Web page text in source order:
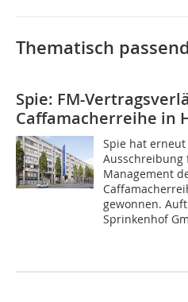
Thematisch
Spie: FM-
Caffamacherreihe in
Spie hat
Ausschreibung
Management
gewonnen.
Sprinkenhof